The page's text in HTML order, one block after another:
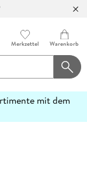
Merkzettel Warenkorb
mit dem